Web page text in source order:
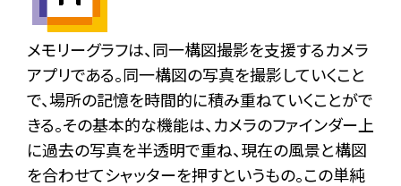
メモリーグラフは、同一構図撮影を支援するカメラ
アプリである。同一構図の写真を撮影していくこと
で、場所の記憶を時間的に積み重ねていくことがで
きる。その基本的な機能は、カメラのファインダー上
に過去の写真を半透明で重ね、現在の風景と構図
を合わせてシャッターを押すというもの。この単純